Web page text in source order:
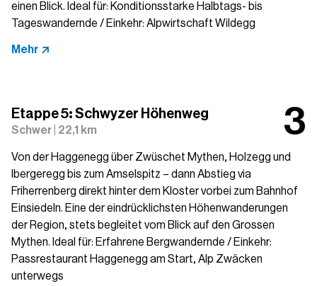
einen Blick. Ideal für: Konditionsstarke Halbtags- bis
Tageswandernde / Einkehr: Alpwirtschaft Wildegg
Mehr
Etappe 5: Schwyzer Höhenweg
Schwer | 22,1 km
Von der Haggenegg über Zwüschet Mythen, Holzegg und
Ibergeregg bis zum Amselspitz – dann Abstieg via
Friherrenberg direkt hinter dem Kloster vorbei zum Bahnhof
Einsiedeln. Eine der eindrücklichsten Höhenwanderungen
der Region, stets begleitet vom Blick auf den Grossen
Mythen. Ideal für: Erfahrene Bergwandernde / Einkehr:
Passrestaurant Haggenegg am Start, Alp Zwäcken
unterwegs